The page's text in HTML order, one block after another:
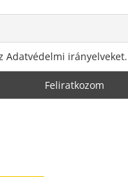
Adatvédelmi irányelveket.